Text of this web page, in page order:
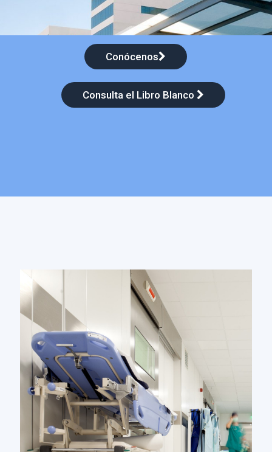
Conócenos
Consulta el Libro Blanco